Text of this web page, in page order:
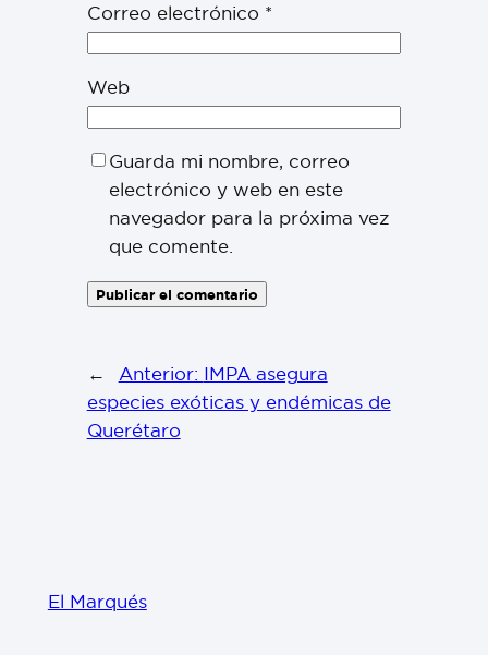
Correo electrónico *
Web
Guarda mi nombre, correo
electrónico y web en este
navegador para la próxima vez
que comente.
← Anterior: IMPA asegura
especies exóticas y endémicas de
Querétaro
El Marqués